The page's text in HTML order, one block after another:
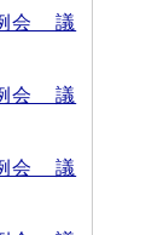
会 議
会 議
会 議